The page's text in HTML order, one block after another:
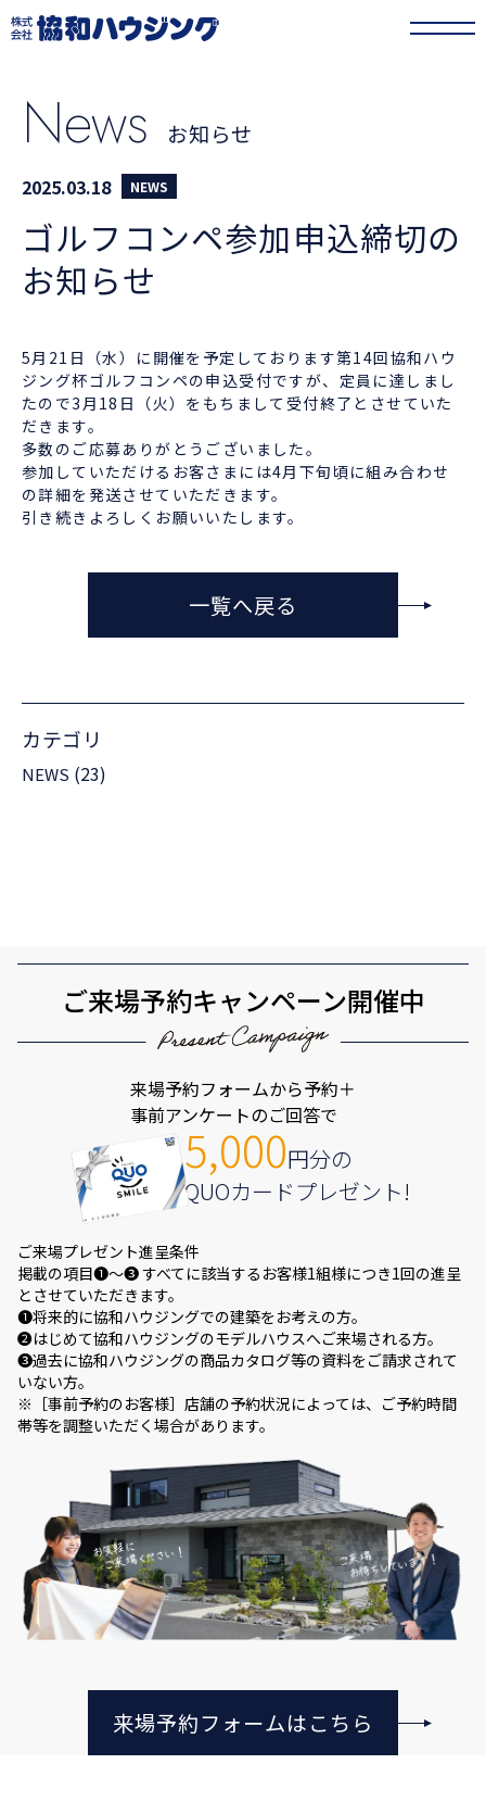
協和ハウジング >お知らせ > ゴルフコンペ参加申込締切のお知らせ
News お知らせ
2025.03.18 NEWS
ゴルフコンペ参加申込締切の
お知らせ
5月21日（水）に開催を予定しております第14回協和ハウ
ジング杯ゴルフコンペの申込受付ですが、定員に達しまし
たので3月18日（火）をもちまして受付終了とさせていた
だきます。
多数のご応募ありがとうございました。
参加していただけるお客さまには4月下旬頃に組み合わせ
の詳細を発送させていただきます。
引き続きよろしくお願いいたします。
一覧へ戻る
カテゴリ
NEWS (23)
ご来場予約キャンペーン開催中
5,000円分の
QUOカードプレゼント!
来場予約フォームから予約＋
事前アンケートのご回答で
ご来場プレゼント進呈条件
掲載の項目❶～❸ すべてに該当するお客様1組様につき1回の進呈
とさせていただきます。
❶将来的に協和ハウジングでの建築をお考えの方。
❷はじめて協和ハウジングのモデルハウスへご来場される方。
❸過去に協和ハウジングの商品カタログ等の資料をご請求されて
いない方。
※［事前予約のお客様］店舗の予約状況によっては、ご予約時間
帯等を調整いただく場合があります。
来場予約フォームはこちら